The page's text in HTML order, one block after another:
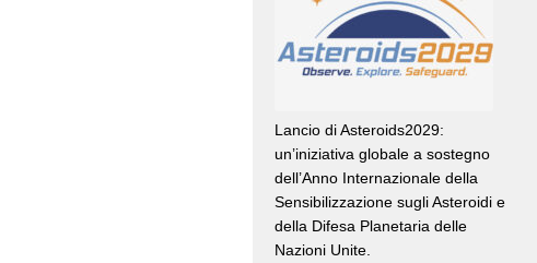
Lancio di Asteroids2029:
un’iniziativa globale a sostegno
dell’Anno Internazionale della
Sensibilizzazione sugli Asteroidi e
della Difesa Planetaria delle
Nazioni Unite.